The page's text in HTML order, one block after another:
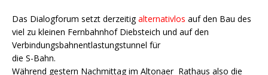
Das Dialogforum setzt derzeitigalternativlos auf den Bau des
viel zu kleinen Fernbahnhof Diebsteich und auf den
Verbindungsbahnentlastungstunnel für
die S-Bahn.
Während gestern Nachmittag im Altonaer Rathaus also die